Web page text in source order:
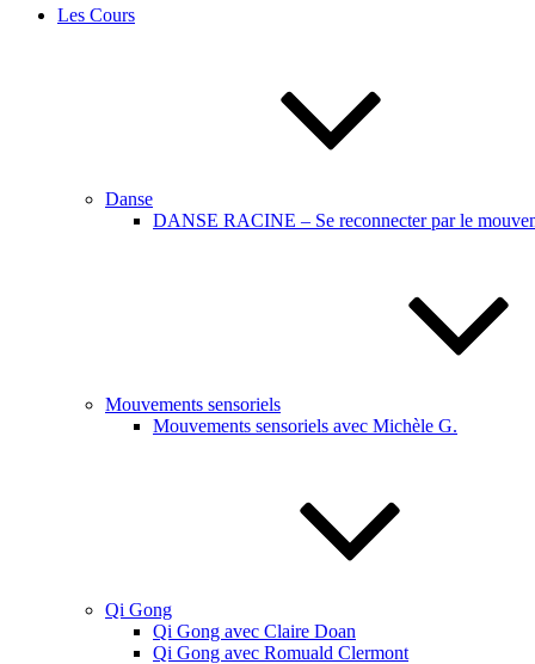
Les Cours
Danse
DANSE RACINE – Se reconnecter par le
Mouvements sensoriels
Mouvements sensoriels avec Michèle G.
Qi Gong
Qi Gong avec Claire Doan
Qi Gong avec Romuald Clermont